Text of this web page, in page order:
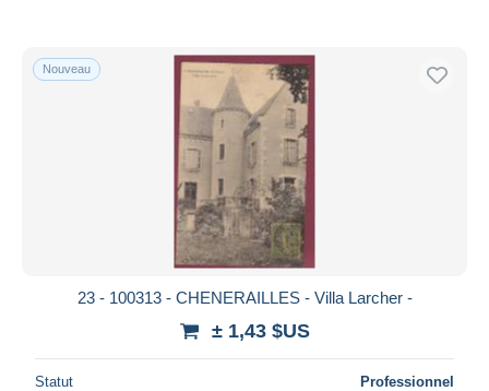
Nouveau
23 - 100313 - CHENERAILLES - Villa Larcher -
± 1,43 $US
Statut Professionnel